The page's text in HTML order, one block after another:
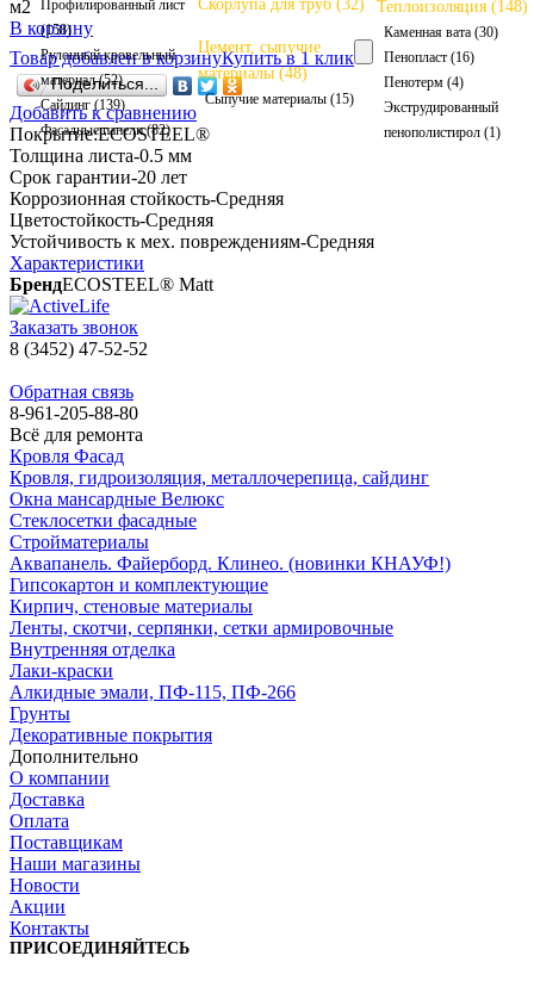
Профилированный лист
(158)
Рулонный кровельный
материал (52)
Сайдинг (139)
Фасадные панели (82)
Скорлупа для труб (32)
Цемент, сыпучие
материалы (48)
Сыпучие материалы (15)
Теплоизоляция (148)
Каменная вата (30)
Пенопласт (16)
Пенотерм (4)
Экструдированный
пенополистирол (1)
м2
В корзину
Товар добавлен в корзинуКупить в 1 клик
Поделиться...
Добавить к сравнению
Покрытие:ECOSTEEL®
Толщина листа-0.5 мм
Срок гарантии-20 лет
Коррозионная стойкость-Средняя
Цветостойкость-Средняя
Устойчивость к мех. повреждениям-Средняя
Характеристики
БрендECOSTEEL® Matt
Заказать звонок
8 (3452) 47-52-52
Обратная связь
8-961-205-88-80
Всё для ремонта
Кровля Фасад
Кровля, гидроизоляция, металлочерепица, сайдинг
Окна мансардные Велюкс
Стеклосетки фасадные
Стройматериалы
Аквапанель. Файерборд. Клинео. (новинки КНАУФ!)
Гипсокартон и комплектующие
Кирпич, стеновые материалы
Ленты, скотчи, серпянки, сетки армировочные
Внутренняя отделка
Лаки-краски
Алкидные эмали, ПФ-115, ПФ-266
Грунты
Декоративные покрытия
Дополнительно
О компании
Доставка
Оплата
Поставщикам
Наши магазины
Новости
Акции
Контакты
ПРИСОЕДИНЯЙТЕСЬ